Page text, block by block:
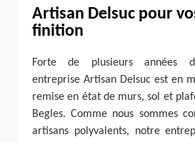
Artisan Delsuc pour
finition
Forte de plusieurs années
entreprise Artisan Delsuc est en
remise en état de murs, sol et
Begles. Comme nous sommes
artisans polyvalents, notre